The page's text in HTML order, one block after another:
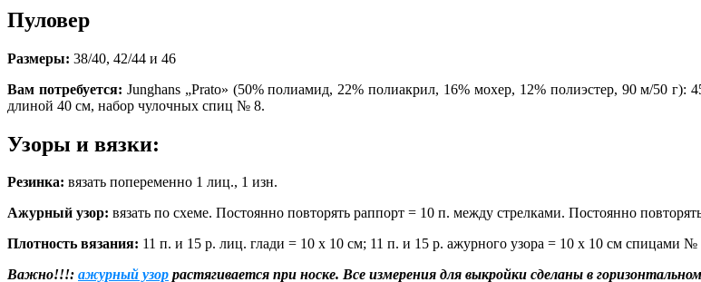
Пуловер
Размеры: 38/40, 42/44 и 46
Вам потребуется: Junghans „Prato» (50% полиамид, 22% полиакрил, 16% мохер, 12% полиэстер, 90 м/
длиной 40 см, набор чулочных спиц № 8.
Узоры и вязки:
Резинка: вязать попеременно 1 лиц., 1 изн.
Ажурный узор: вязать по схеме. Постоянно повторять раппорт = 10 п. между стрелками. Постоянно
Плотность вязания: 11 п. и 15 р. лиц. глади = 10 х 10 см; 11 п. и 15 р. ажурного узора = 10 х 10 см спицами №
Важно!!!: ажурный узор растягивается при носке. Все измерения для выкройки сделаны в